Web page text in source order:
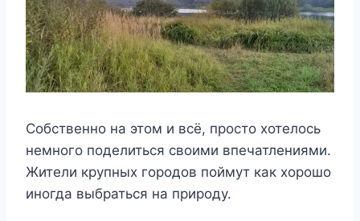
Собственно на этом и всё, просто хотелось
немного поделиться своими впечатлениями.
Жители крупных городов поймут как хорошо
иногда выбраться на природу.